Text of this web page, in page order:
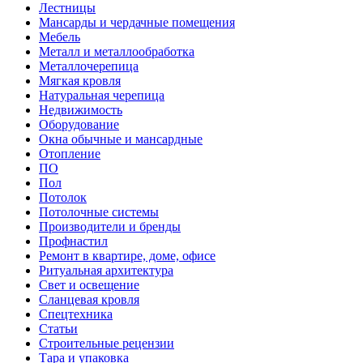
Лестницы
Мансарды и чердачные помещения
Мебель
Металл и металлообработка
Металлочерепица
Мягкая кровля
Натуральная черепица
Недвижимость
Оборудование
Окна обычные и мансардные
Отопление
ПО
Пол
Потолок
Потолочные системы
Производители и бренды
Профнастил
Ремонт в квартире, доме, офисе
Ритуальная архитектура
Свет и освещение
Сланцевая кровля
Спецтехника
Статьи
Строительные рецензии
Тара и упаковка